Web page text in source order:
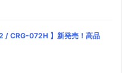
/ CRG-072H 】新発売！高品